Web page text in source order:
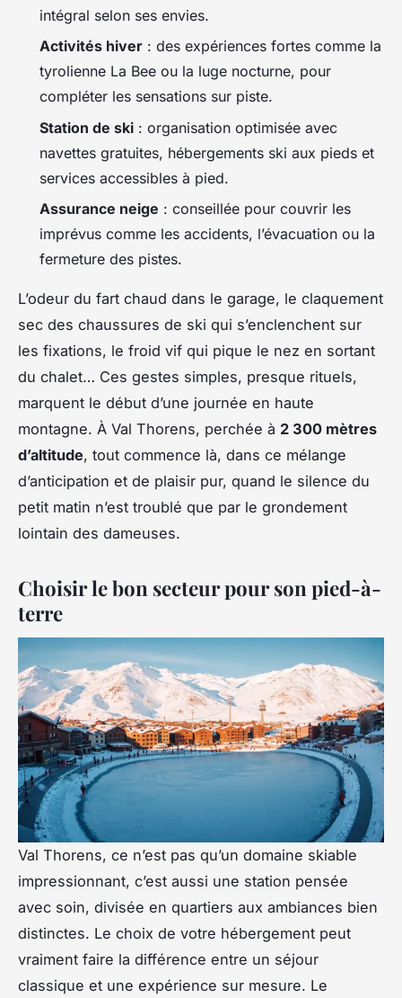
intégral selon ses envies.
Activités hiver : des expériences fortes comme la
tyrolienne La Bee ou la luge nocturne, pour
compléter les sensations sur piste.
Station de ski : organisation optimisée avec
navettes gratuites, hébergements ski aux pieds et
services accessibles à pied.
Assurance neige : conseillée pour couvrir les
imprévus comme les accidents, l’évacuation ou la
fermeture des pistes.
L’odeur du fart chaud dans le garage, le claquement
sec des chaussures de ski qui s’enclenchent sur
les fixations, le froid vif qui pique le nez en sortant
du chalet… Ces gestes simples, presque rituels,
marquent le début d’une journée en haute
montagne. À Val Thorens, perchée à 2 300 mètres
d’altitude, tout commence là, dans ce mélange
d’anticipation et de plaisir pur, quand le silence du
petit matin n’est troublé que par le grondement
lointain des dameuses.
Choisir le bon secteur pour son pied-à-
terre
Val Thorens, ce n’est pas qu’un domaine skiable
impressionnant, c’est aussi une station pensée
avec soin, divisée en quartiers aux ambiances bien
distinctes. Le choix de votre hébergement peut
vraiment faire la différence entre un séjour
classique et une expérience sur mesure. Le